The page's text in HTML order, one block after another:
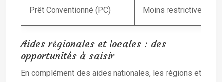
Prêt Conventionné (PC) Moins restrictives,
Aides régionales et locales : des
opportunités à saisir
En complément des aides nationales, les régions et